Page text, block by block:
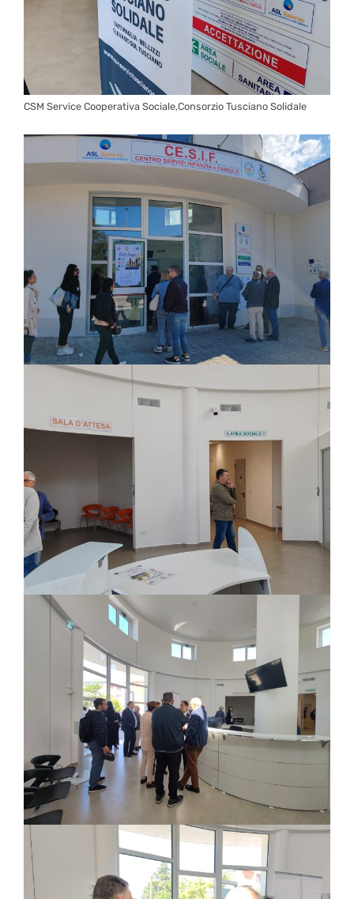
CSM Service Cooperativa Sociale,Consorzio Tusciano Solidale